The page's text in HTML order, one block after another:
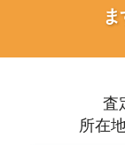
査
所在